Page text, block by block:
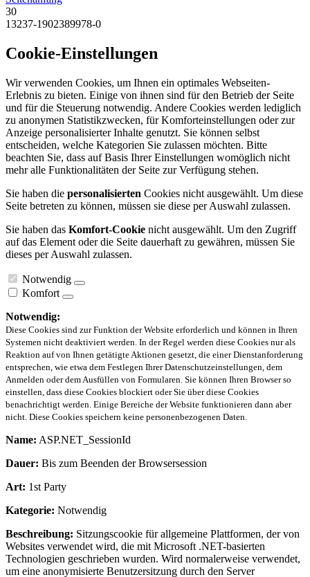
30
13237-1902389978-0
Cookie-Einstellungen
Wir verwenden Cookies, um Ihnen ein optimales Webseiten-
Erlebnis zu bieten. Einige von ihnen sind für den Betrieb der Seite
und für die Steuerung notwendig. Andere Cookies werden lediglich
zu anonymen Statistikzwecken, für Komforteinstellungen oder zur
Anzeige personalisierter Inhalte genutzt. Sie können selbst
entscheiden, welche Kategorien Sie zulassen möchten. Bitte
beachten Sie, dass auf Basis Ihrer Einstellungen womöglich nicht
mehr alle Funktionalitäten der Seite zur Verfügung stehen.
Sie haben die personalisierten Cookies nicht ausgewählt. Um diese
Seite betreten zu können, müssen sie diese per Auswahl zulassen.
Sie haben das Komfort-Cookie nicht ausgewählt. Um den Zugriff
auf das Element oder die Seite dauerhaft zu gewähren, müssen Sie
dieses per Auswahl zulassen.
Notwendig
Komfort
Notwendig:
Diese Cookies sind zur Funktion der Website erforderlich und können in Ihren
Systemen nicht deaktiviert werden. In der Regel werden diese Cookies nur als
Reaktion auf von Ihnen getätigte Aktionen gesetzt, die einer Dienstanforderung
entsprechen, wie etwa dem Festlegen Ihrer Datenschutzeinstellungen, dem
Anmelden oder dem Ausfüllen von Formularen. Sie können Ihren Browser so
einstellen, dass diese Cookies blockiert oder Sie über diese Cookies
benachrichtigt werden. Einige Bereiche der Website funktionieren dann aber
nicht. Diese Cookies speichern keine personenbezogenen Daten.
Name: ASP.NET_SessionId
Dauer: Bis zum Beenden der Browsersession
Art: 1st Party
Kategorie: Notwendig
Beschreibung: Sitzungscookie für allgemeine Plattformen, der von
Websites verwendet wird, die mit Microsoft .NET-basierten
Technologien geschrieben wurden. Wird normalerweise verwendet,
um eine anonymisierte Benutzersitzung durch den Server